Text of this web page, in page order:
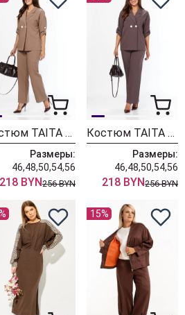
Костюм TAITA PLUS 2329/26 капучинно
Размеры:
46,48,50,54,56
218 BYN256 BYN
Костюм TAITA PLUS 2329/27 какао
Размеры:
46,48,50,54,56
218 BYN256 BYN
15%